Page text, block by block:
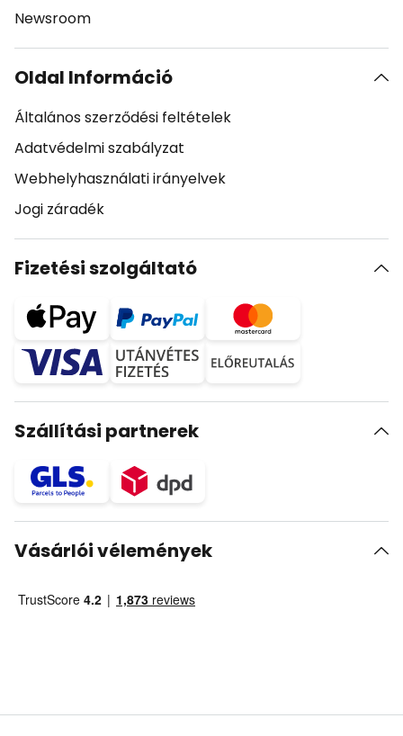
Newsroom
Oldal Információ
Általános szerződési feltételek
Adatvédelmi szabályzat
Webhelyhasználati irányelvek
Jogi záradék
Fizetési szolgáltató
Szállítási partnerek
Vásárlói vélemények